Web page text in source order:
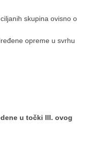
skupina ovisno o
opreme u svrhu
u točki III. ovog